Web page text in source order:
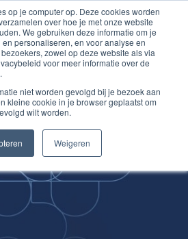
op je computer op. Deze cookies worden
over hoe je met onze website
We gebruiken deze informatie om je
personaliseren, en voor analyse en
zowel op deze website als via
voor meer informatie over de
niet worden gevolgd bij je bezoek aan
kleine cookie in je browser geplaatst om
wilt worden.
Weigeren
Inloggen account